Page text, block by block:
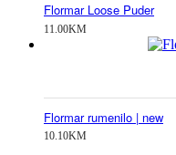
Flormar Loose Puder
11.00KM
Flormar rumenilo | new
10.10KM